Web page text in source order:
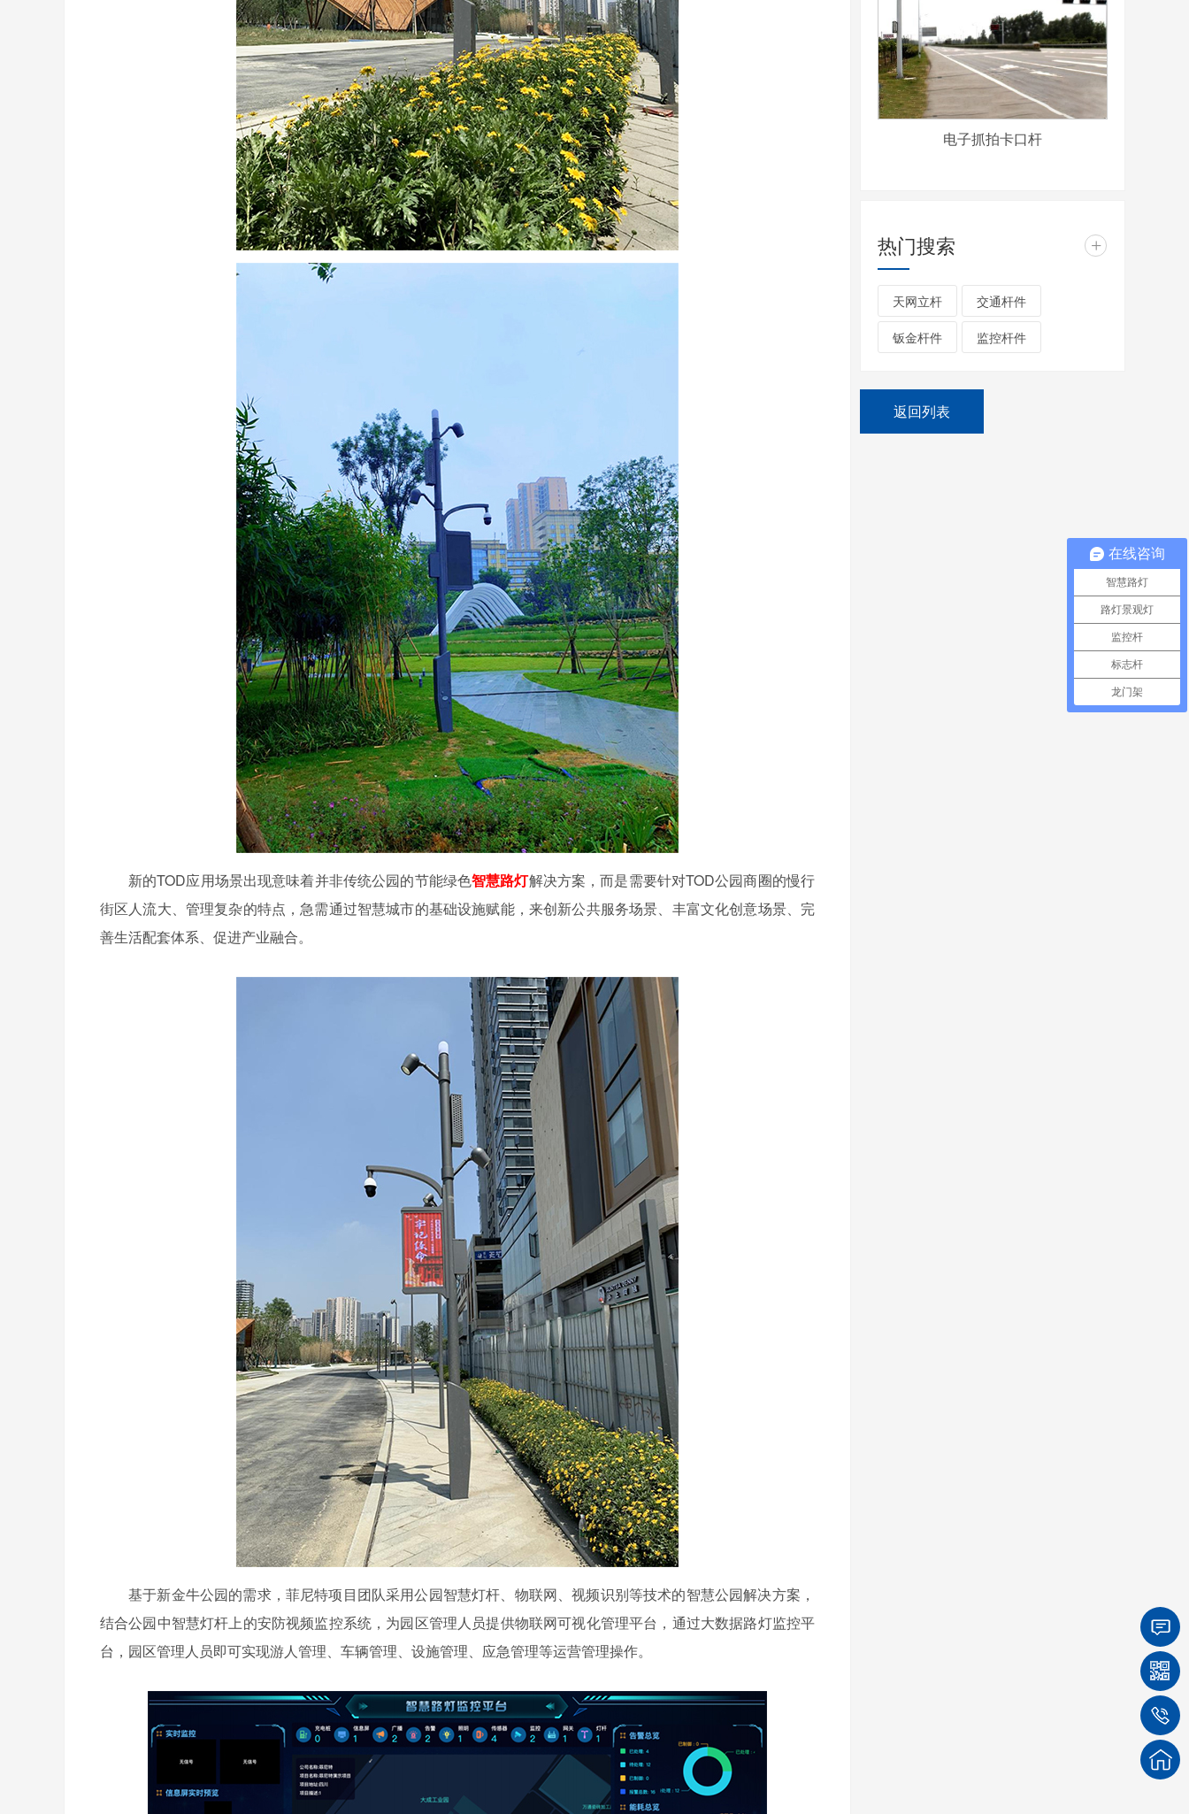
新的TOD应用场景出现意味着并非传统公园的节能绿色智慧路灯解决方案，而是需要针对TOD公园商圈的慢行
街区人流大、管理复杂的特点，急需通过智慧城市的基础设施赋能，来创新公共服务场景、丰富文化创意场景、完
善生活配套体系、促进产业融合。
基于新金牛公园的需求，菲尼特项目团队采用公园智慧灯杆、物联网、视频识别等技术的智慧公园解决方案，
结合公园中智慧灯杆上的安防视频监控系统，为园区管理人员提供物联网可视化管理平台，通过大数据路灯监控平
台，园区管理人员即可实现游人管理、车辆管理、设施管理、应急管理等运营管理操作。
电子抓拍卡口杆
热门搜索 +
天网立杆 交通杆件
钣金杆件 监控杆件
返回列表
在线咨询
智慧路灯
路灯景观灯
监控杆
标志杆
龙门架